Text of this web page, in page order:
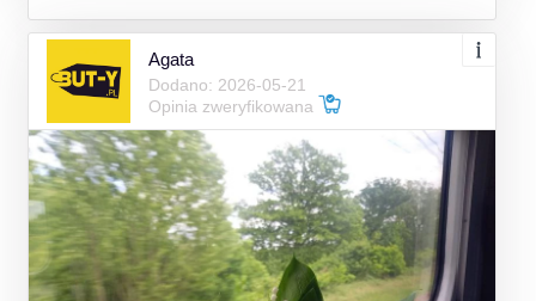
Agata
Dodano: 2026-05-21
Opinia zweryfikowana